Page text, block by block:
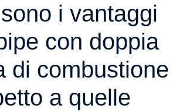
i vantaggi
con doppia
di combustione
a quelle